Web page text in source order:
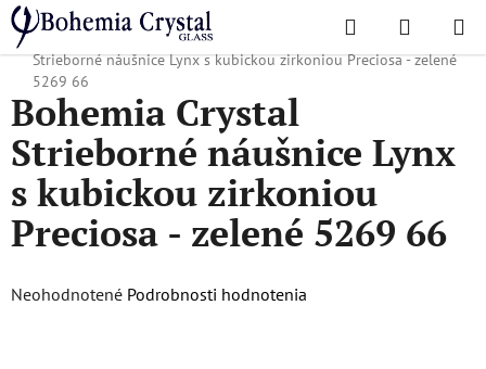
Prejsť
na
obsah
Hľadať
KOŠÍK
Domov
/ Obľúbené kolekcie / Valentínska ponuka
Bohemia Crystal
Strieborné náušnice Lynx s kubickou zirkoniou Preciosa - zelené
5269 66
Bohemia Crystal
Strieborné náušnice Lynx
s kubickou zirkoniou
Preciosa - zelené 5269 66
Priemerné
Neohodnotené Podrobnosti hodnotenia